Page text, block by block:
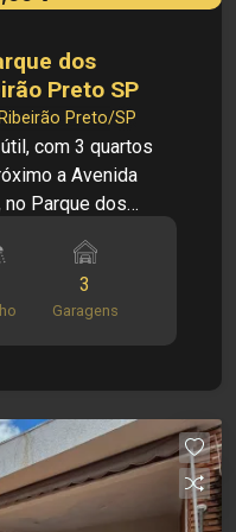
de seus
dos
Preto SP
Preto/SP
com 3 quartos
a Avenida
no Parque dos
segurança e
da cidade
- Casa padrão
-
- 3 vagas
3
Garagens